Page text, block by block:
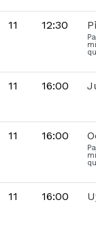
11 12:30
11 16:00
11 16:00
11 16:00